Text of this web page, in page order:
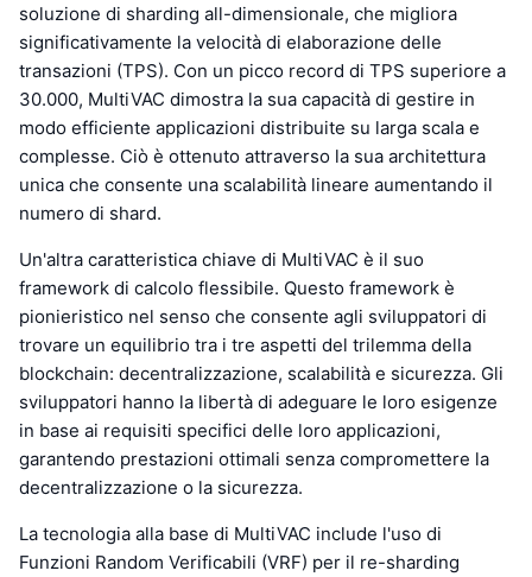
soluzione di sharding all-dimensionale, che migliora
significativamente la velocità di elaborazione delle
transazioni (TPS). Con un picco record di TPS superiore a
30.000, MultiVAC dimostra la sua capacità di gestire in
modo efficiente applicazioni distribuite su larga scala e
complesse. Ciò è ottenuto attraverso la sua architettura
unica che consente una scalabilità lineare aumentando il
numero di shard.
Un'altra caratteristica chiave di MultiVAC è il suo
framework di calcolo flessibile. Questo framework è
pionieristico nel senso che consente agli sviluppatori di
trovare un equilibrio tra i tre aspetti del trilemma della
blockchain: decentralizzazione, scalabilità e sicurezza. Gli
sviluppatori hanno la libertà di adeguare le loro esigenze
in base ai requisiti specifici delle loro applicazioni,
garantendo prestazioni ottimali senza compromettere la
decentralizzazione o la sicurezza.
La tecnologia alla base di MultiVAC include l'uso di
Funzioni Random Verificabili (VRF) per il re-sharding